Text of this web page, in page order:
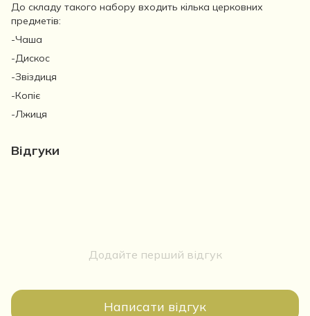
До складу такого набору входить кілька церковних
предметів:
-Чаша
-Дискос
-Звіздиця
-Копіє
-Лжиця
Відгуки
Додайте перший відгук
Написати відгук